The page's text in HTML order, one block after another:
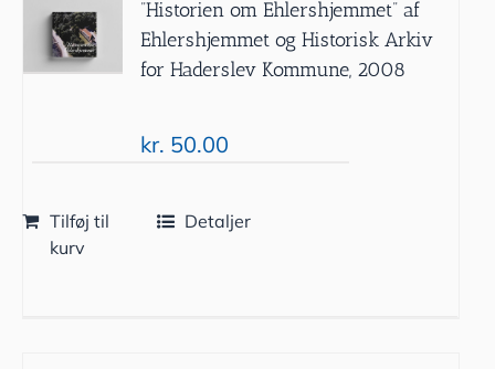
”Historien om Ehlershjemmet” af
Ehlershjemmet og Historisk Arkiv
for Haderslev Kommune, 2008
kr. 50.00
Tilføj til
kurv
Detaljer